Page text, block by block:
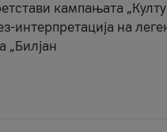
кампањата
интерпретација на
„Билјан